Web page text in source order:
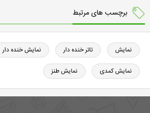
برچسب های مرتبط
نمایش تاتر خنده دار نمایش خنده دار
نمایش کمدی نمایش طنز